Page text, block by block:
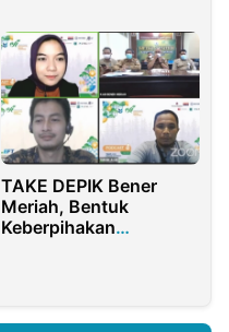
TAKE DEPIK Bener
Meriah, Bentuk
Keberpihakan